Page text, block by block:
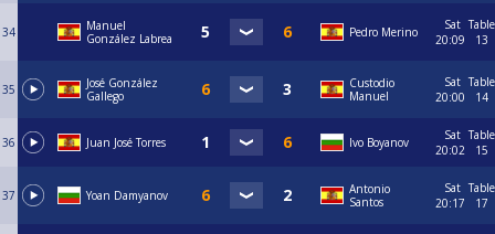
34
Manuel
González Labrea
Pedro Merino
Sat
20:09
Table
13
35
José González
Gallego
Custodio
Manuel
Sat
20:00
Table
14
36 Juan José Torres Ivo Boyanov
Sat
20:02
Table
15
37 Yoan Damyanov
Antonio
Santos
Sat
20:17
Table
17